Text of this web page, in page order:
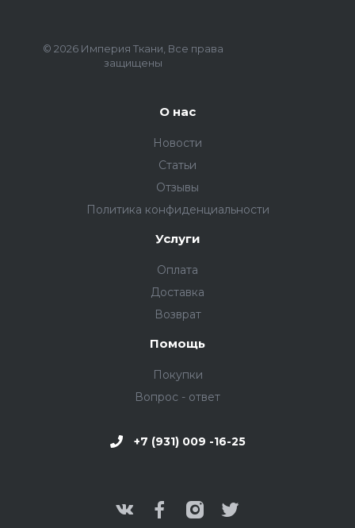
© 2026 Империя Ткани, Все права
защищены
О нас
Новости
Статьи
Отзывы
Политика конфиденциальности
Услуги
Оплата
Доставка
Возврат
Помощь
Покупки
Вопрос - ответ
+7 (931) 009 -16-25